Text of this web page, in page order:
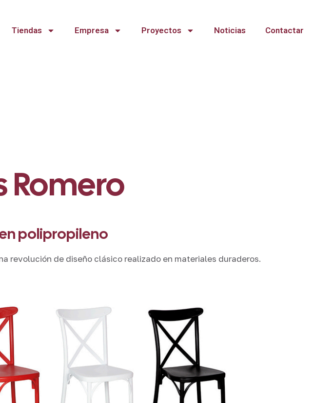
Tiendas Empresa Proyectos Noticias Contactar
Romero
polipropileno
revolución de diseño clásico realizado en materiales duraderos.